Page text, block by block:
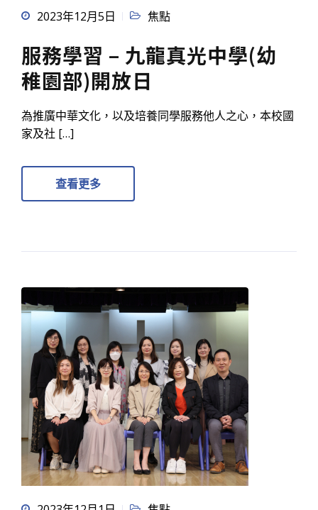
2023年12月5日 焦點
服務學習 – 九龍真光中學(幼
稚園部)開放日
為推廣中華文化，以及培養同學服務他人之心，本校國
家及社 […]
查看更多